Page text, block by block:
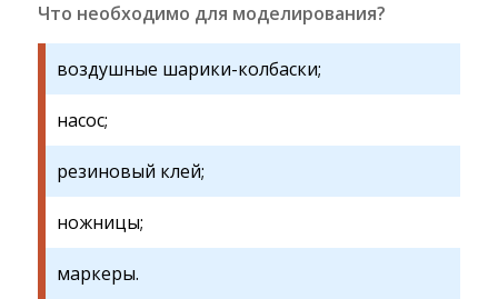
Что необходимо для моделирования?
воздушные шарики-колбаски;
насос;
резиновый клей;
ножницы;
маркеры.